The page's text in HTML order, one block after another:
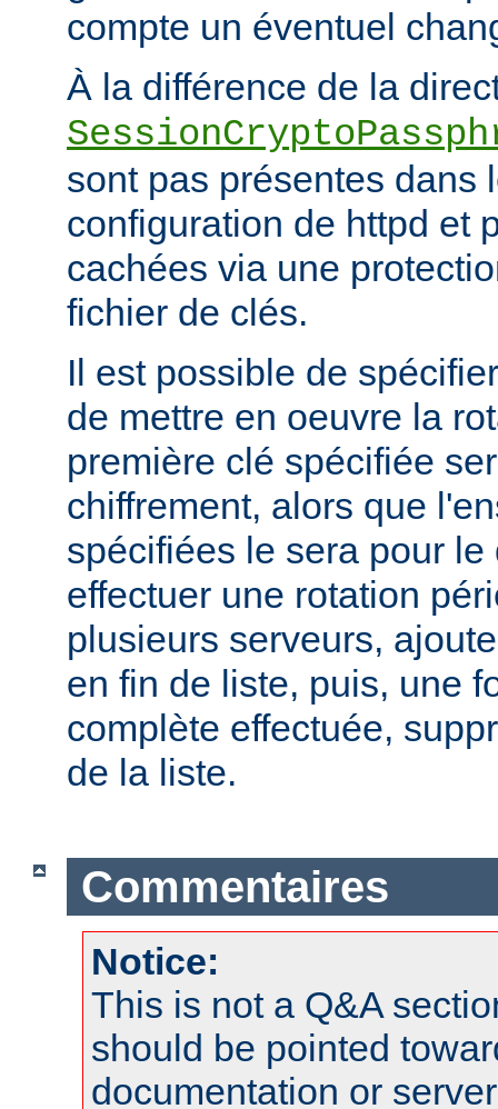
compte un éventuel
À la différence de la
sont pas présentes dans
configuration de httpd et
cachées via une
fichier de clés.
Il est possible de
de mettre en oeuvre la
première clé spécifiée
chiffrement, alors que
spécifiées le sera pour
effectuer une rotation
plusieurs serveurs,
en fin de liste, puis, une
complète effectuée,
de la liste.
Commentaires
Notice:
This is not a Q&A
should be pointed
documentation or